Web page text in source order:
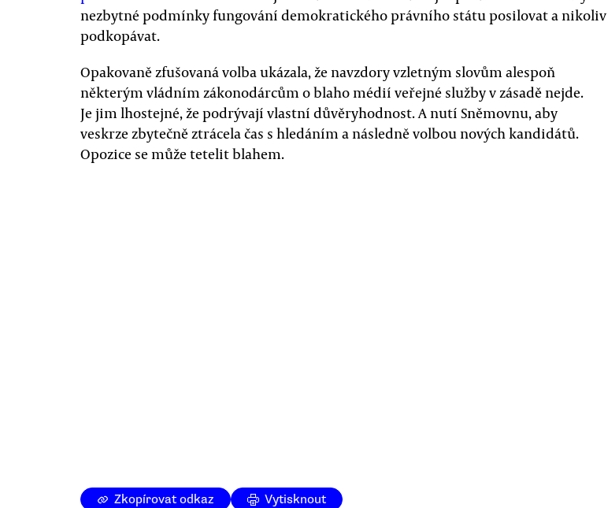
nezbytné podmínky fungování demokratického právního státu posilovat a nikoliv
podkopávat.
Opakovaně zfušovaná volba ukázala, že navzdory vzletným slovům alespoň
některým vládním zákonodárcům o blaho médií veřejné služby v zásadě nejde.
Je jim lhostejné, že podrývají vlastní důvěryhodnost. A nutí Sněmovnu, aby
veskrze zbytečně ztrácela čas s hledáním a následně volbou nových kandidátů.
Opozice se může tetelit blahem.
Zkopírovat odkaz Vytisknout